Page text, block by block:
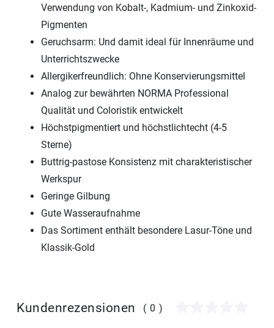
Verwendung von Kobalt-, Kadmium- und Zinkoxid-
Pigmenten
Geruchsarm: Und damit ideal für Innenräume und
Unterrichtszwecke
Allergikerfreundlich: Ohne Konservierungsmittel
Analog zur bewährten NORMA Professional
Qualität und Coloristik entwickelt
Höchstpigmentiert und höchstlichtecht (4-5
Sterne)
Buttrig-pastose Konsistenz mit charakteristischer
Werkspur
Geringe Gilbung
Gute Wasseraufnahme
Das Sortiment enthält besondere Lasur-Töne und
Klassik-Gold
Kundenrezensionen (0)